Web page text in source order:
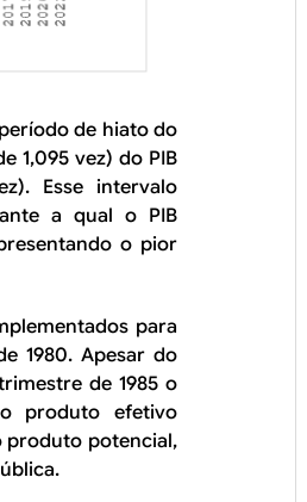
de hiato do
1,095 vez) do PIB
Esse intervalo
a qual o PIB
o pior
para
1980. Apesar do
de 1985 o
produto efetivo
produto potencial,